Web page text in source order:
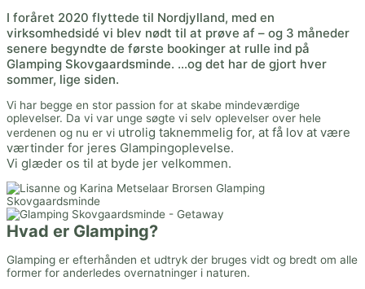
I foråret 2020 flyttede til Nordjylland, med en
virksomhedsidé vi blev nødt til at prøve af – og 3 måneder
senere begyndte de første bookinger at rulle ind på
Glamping Skovgaardsminde. …og det har de gjort hver
sommer, lige siden.
Vi har begge en stor passion for at skabe mindeværdige
oplevelser. Da vi var unge søgte vi selv oplevelser over hele
verdenen og nu er vi utrolig taknemmelig for, at få lov at være
værtinder for jeres Glampingoplevelse.
Vi glæder os til at byde jer velkommen.
Hvad er Glamping?
Glamping er efterhånden et udtryk der bruges vidt og bredt om alle
former for anderledes overnatninger i naturen.